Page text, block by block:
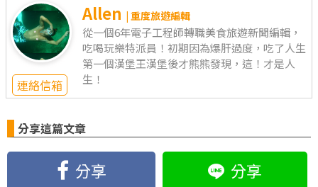
連絡信箱
Allen | 重度旅遊編輯
從一個6年電子工程師轉職美食旅遊新聞編輯，
吃喝玩樂特派員！初期因為爆肝過度，吃了人生
第一個漢堡王漢堡後才熊熊發現，這！才是人
生！
分享這篇文章
分享 分享